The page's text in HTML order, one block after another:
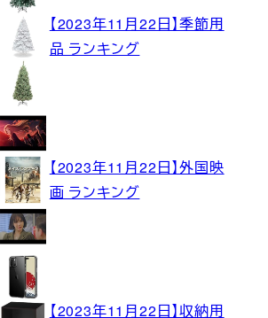
【2023年11月22日】季節用
品 ランキング
【2023年11月22日】外国映
画 ランキング
【2023年11月22日】収納用